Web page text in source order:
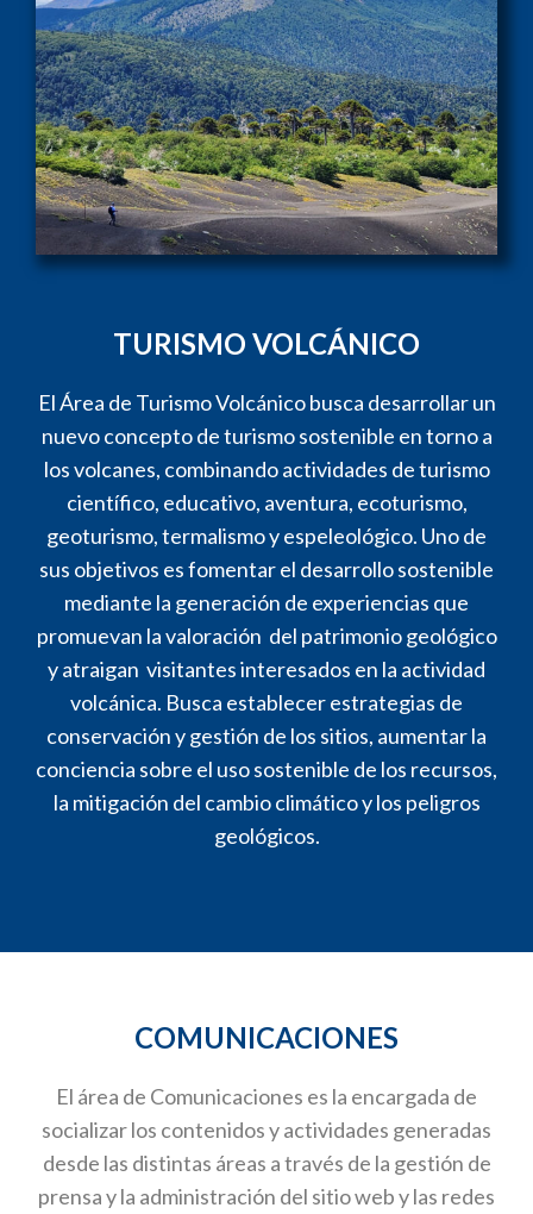
TURISMO VOLCÁNICO
El Área de Turismo Volcánico busca desarrollar un
nuevo concepto de turismo sostenible en torno a
los volcanes, combinando actividades de turismo
científico, educativo, aventura, ecoturismo,
geoturismo, termalismo y espeleológico. Uno de
sus objetivos es fomentar el desarrollo sostenible
mediante la generación de experiencias que
promuevan la valoración del patrimonio geológico
y atraigan visitantes interesados en la actividad
volcánica. Busca establecer estrategias de
conservación y gestión de los sitios, aumentar la
conciencia sobre el uso sostenible de los recursos,
la mitigación del cambio climático y los peligros
geológicos.
COMUNICACIONES
El área de Comunicaciones es la encargada de
socializar los contenidos y actividades generadas
desde las distintas áreas a través de la gestión de
prensa y la administración del sitio web y las redes